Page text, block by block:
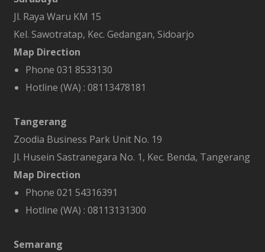
Jl. Raya Waru KM 15
Kel. Sawotratap, Kec. Gedangan, Sidoarjo
Map Direction
Phone 031 8533130
Hotline (WA) : 08113478181
Tangerang
Zoodia Business Park Unit No. 19
Jl. Husein Sastranegara No. 1, Kec. Benda, Tangerang
Map Direction
Phone 021 54316391
Hotline (WA) : 08113131300
Semarang